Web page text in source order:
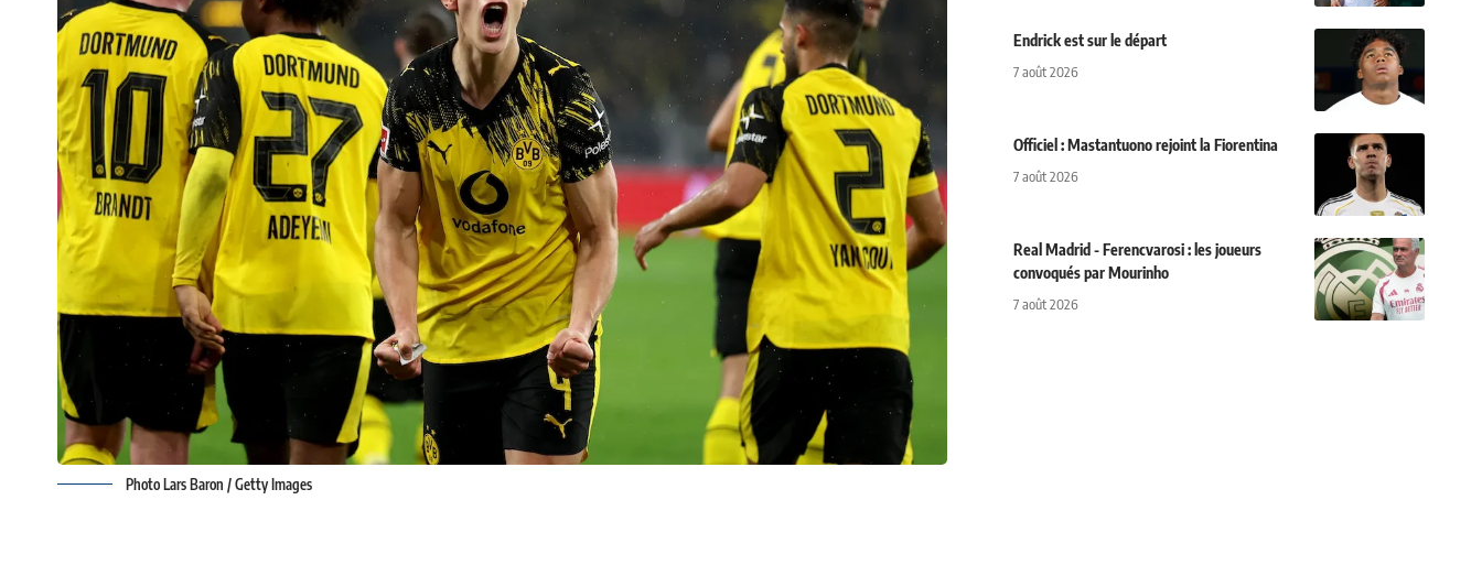
Photo Lars Baron / Getty Images
Endrick est sur le départ
7 août 2026
Officiel : Mastantuono rejoint la Fiorentina
7 août 2026
Real Madrid - Ferencvarosi : les joueurs
convoqués par Mourinho
7 août 2026